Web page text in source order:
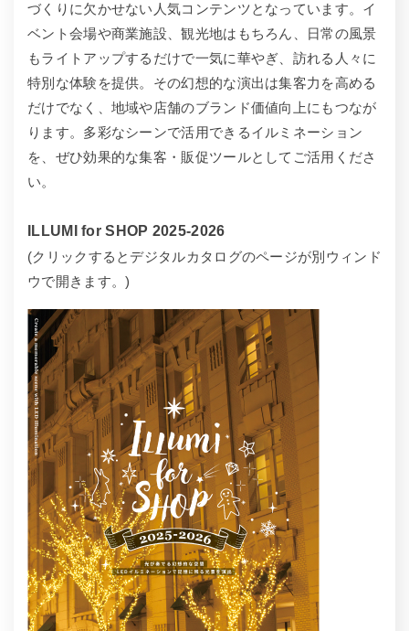
づくりに欠かせない人気コンテンツとなっています。イ
ベント会場や商業施設、観光地はもちろん、日常の風景
もライトアップするだけで一気に華やぎ、訪れる人々に
特別な体験を提供。その幻想的な演出は集客力を高める
だけでなく、地域や店舗のブランド価値向上にもつなが
ります。多彩なシーンで活用できるイルミネーション
を、ぜひ効果的な集客・販促ツールとしてご活用くださ
い。
ILLUMI for SHOP 2025-2026
(クリックするとデジタルカタログのページが別ウィンド
ウで開きます。)